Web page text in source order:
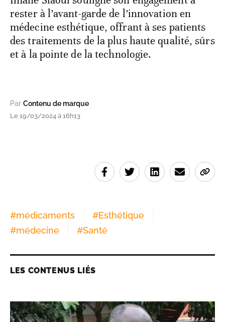
rester à l’avant-garde de l’innovation en
médecine esthétique, offrant à ses patients
des traitements de la plus haute qualité, sûrs
et à la pointe de la technologie.
Par Contenu de marque
Le 19/03/2024 à 16h13
#médicaments #Esthétique
#médecine #Santé
LES CONTENUS LIÉS